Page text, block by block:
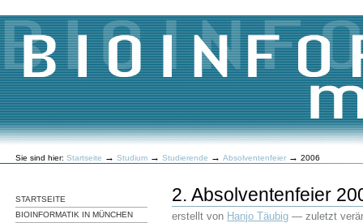
Direkt
zum
Inhalt
|
Direkt
zur
Navigation
Benutzerspezifische
Werkzeuge
Sie sind hier: Startseite →Studium →Studierende →Absolventenfeier →2006
STARTSEITE
BIOINFORMATIK IN MÜNCHEN
2. Absolventenfeier
erstellt von Hanjo Täubig —zuletzt